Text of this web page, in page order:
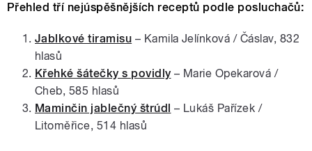
Přehled tří nejúspěšnějších receptů podle posluchačů:
Jablkové tiramisu – Kamila Jelínková / Čáslav, 832
hlasů
Křehké šátečky s povidly – Marie Opekarová /
Cheb, 585 hlasů
Maminčin jablečný štrúdl – Lukáš Pařízek /
Litoměřice, 514 hlasů